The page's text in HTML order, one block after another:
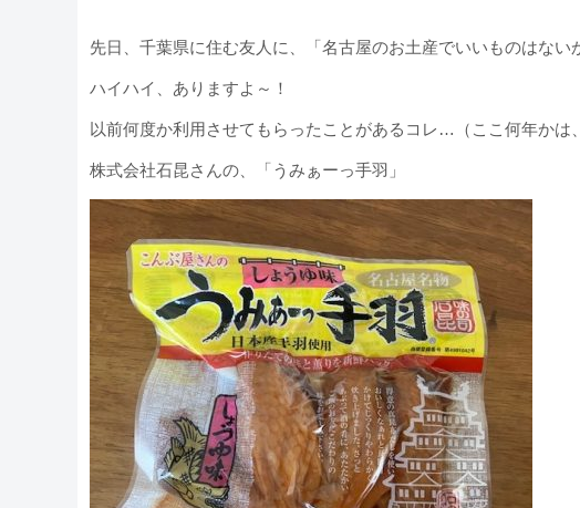
先日、千葉県に住む友人に、「名古屋のお土産でいいものはない
ハイハイ、ありますよ～！
以前何度か利用させてもらったことがあるコレ…（ここ何年かは
株式会社石昆さんの、「うみぁーっ手羽」